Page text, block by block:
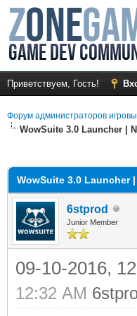
Приветствуем, Гость!
Форум администраторов
WowSuite 3.0 Launcher |
WowSuite 3.0 Launcher
6stprod
Junior Member
09-10-2016,
12:32 AM